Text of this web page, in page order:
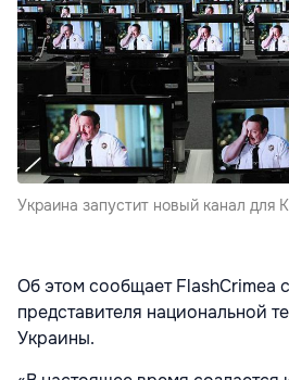
Украина запустит новый канал для
Об этом сообщает FlashCrimea
представителя национальной
Украины.